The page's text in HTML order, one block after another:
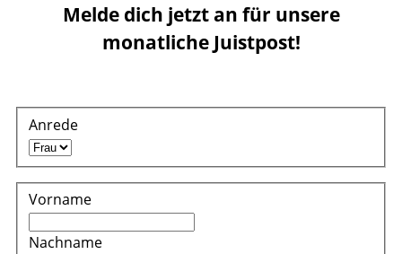
Melde dich jetzt an für unsere
monatliche Juistpost!
Anrede
Vorname
Nachname